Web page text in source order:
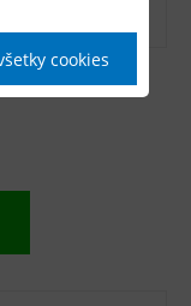
cookies